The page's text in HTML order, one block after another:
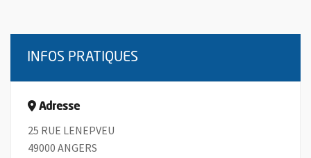
INFOS PRATIQUES
Adresse
25 RUE LENEPVEU
49000 ANGERS